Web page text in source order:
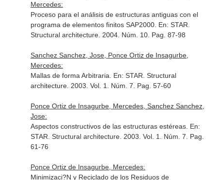
Mercedes:
Proceso para el análisis de estructuras antiguas con el
programa de elementos finitos SAP2000. En: STAR.
Structural architecture. 2004. Núm. 10. Pag. 87-98
Sanchez Sanchez, Jose, Ponce Ortiz de Insagurbe,
Mercedes:
Mallas de forma Arbitraria. En: STAR. Structural
architecture. 2003. Vol. 1. Núm. 7. Pag. 57-60
Ponce Ortiz de Insagurbe, Mercedes, Sanchez Sanchez,
Jose:
Aspectos constructivos de las estructuras estéreas. En:
STAR. Structural architecture. 2003. Vol. 1. Núm. 7. Pag.
61-76
Ponce Ortiz de Insagurbe, Mercedes:
Minimizaci?N y Reciclado de los Residuos de